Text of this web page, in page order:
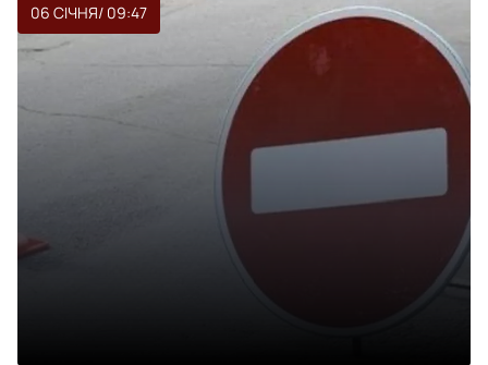
06 СІЧНЯ/ 09:47